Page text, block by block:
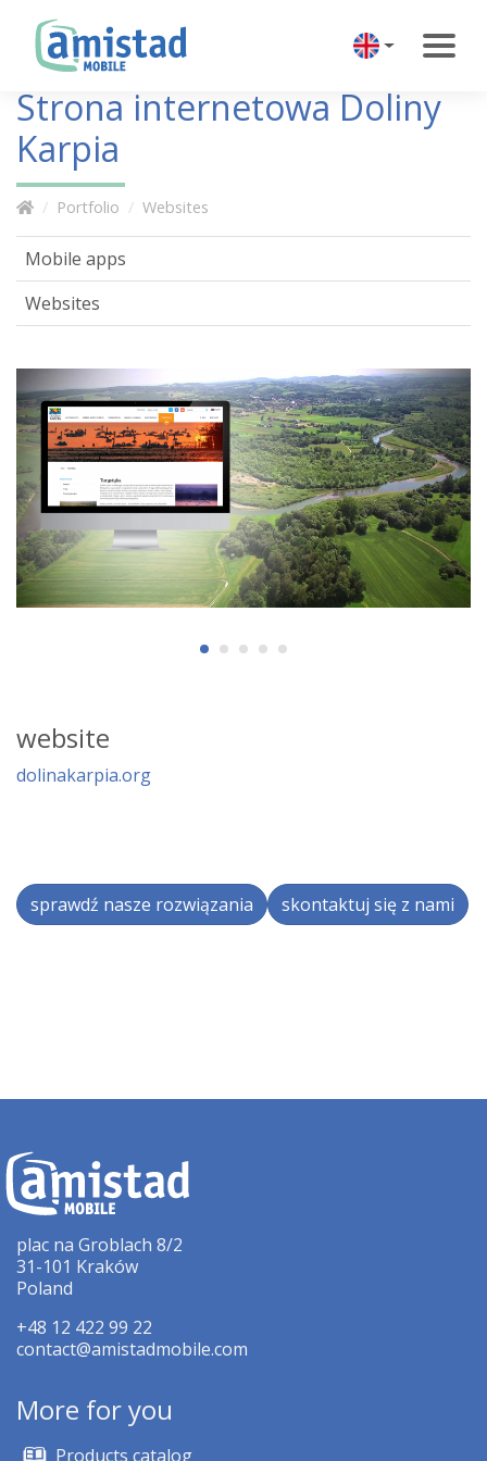
Strona internetowa Doliny
Karpia
Portfolio Websites
website
dolinakarpia.org
sprawdź nasze rozwiązania skontaktuj się z nami
Mobile apps
Websites
plac na Groblach 8/2
31-101 Kraków
Poland
+48 12 422 99 22
contact@amistadmobile.com
More for you
Products catalog